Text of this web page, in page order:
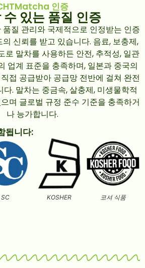
인증
수 있는 품질 인증
질 관리와 국제적으로 인정받는 인증
신뢰를 받고 있습니다. 음료, 보충제,
로 말차를 사용하든 안전, 추적성, 일관
업계 표준을 충족하며, 일본과 중국의
접 공급받아 공급망 전반에 걸쳐 완전
. 말차는 중금속, 살충제, 미생물학적
며 글로벌 규정 준수 기준을 충족하거
나 능가합니다.
됩니다:
SC KOSHER 코셔 식품